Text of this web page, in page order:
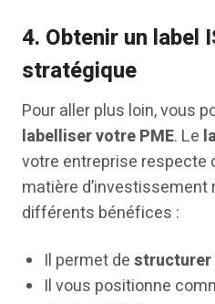
4. Obtenir un label
stratégique
Pour aller plus loin, vous
labelliser votre PME. Le
votre entreprise
matière d’investissement
différents bénéfices :
Il permet destructurer
Il vous positionne